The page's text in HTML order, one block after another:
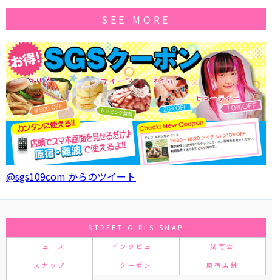
SEE MORE
@sgs109com からのツイート
STREET GIRLS SNAP
ニュース インタビュー 試写会
スナップ クーポン 原宿店舗